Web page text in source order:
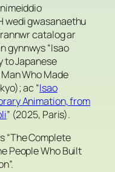
wedi gwasanaethu
catalog ar
gynnwys “Isao
to Japanese
Who Made
ac “Isao
Animation, from
” (2025, Paris).
“The Complete
People Who Built